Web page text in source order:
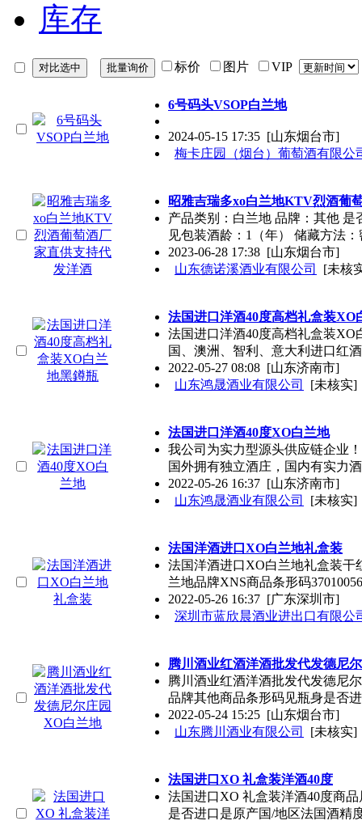
库存
标价 图片 VIP
6号码头VSOP白兰地
2024-05-15 17:35 [山东烟台市]
梅卡庄园（烟台）葡萄酒有限公
昭雅吉瑞多xo白兰地KTV烈酒葡
产品类别：白兰地 品牌：其他
见包装酒龄：1（年） 储藏方法
2023-06-28 17:38 [山东烟台市]
山东德诺溪酒业有限公司
[未核
法国进口洋酒40度高档礼盒装XO
法国进口洋酒40度高档礼盒装
国、澳洲、智利、意大利进口红
2022-05-27 08:08 [山东济南市]
山东鸿晟酒业有限公司
[未核实]
法国进口洋酒40度XO白兰地
我公司为实力型源头供应链企业
国外拥有独立酒庄，国内有实力
2022-05-26 16:37 [山东济南市]
山东鸿晟酒业有限公司
[未核实]
法国洋酒进口XO白兰地礼盒装
法国洋酒进口XO白兰地礼盒装干
兰地品牌XNS商品条形码
2022-05-26 16:37 [广东深圳市]
深圳市蓝欣晨酒业进出口有限公
腾川酒业红酒洋酒批发代发德尼
腾川酒业红酒洋酒批发代发德尼
品牌其他商品条形码见瓶身是否
2022-05-24 15:25 [山东烟台市]
山东腾川酒业有限公司
[未核实]
法国进口XO 礼盒装洋酒40度
法国进口XO 礼盒装洋酒40度商
是否进口是原产国/地区法国酒精